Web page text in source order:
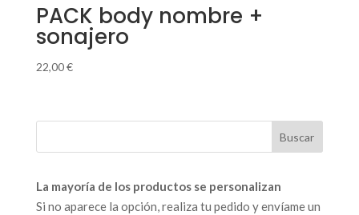
PACK body nombre +
sonajero
22,00€
La mayoría de los productos se personalizan
Si no aparece la opción, realiza tu pedido y envíame un